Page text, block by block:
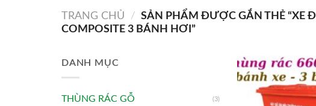
TRANG CHỦ / SẢN PHẨM ĐƯỢC GẮN THẺ “XE
COMPOSITE 3 BÁNH HƠI”
DANH MỤC
THÙNG RÁC GỖ (3)